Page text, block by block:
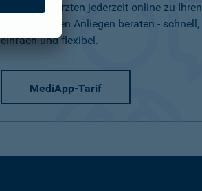
Tablet von Ärzten jederzeit online zu Ihren
medizinischen Anliegen beraten - schnell,
einfach und flexibel.
MediApp-Tarif